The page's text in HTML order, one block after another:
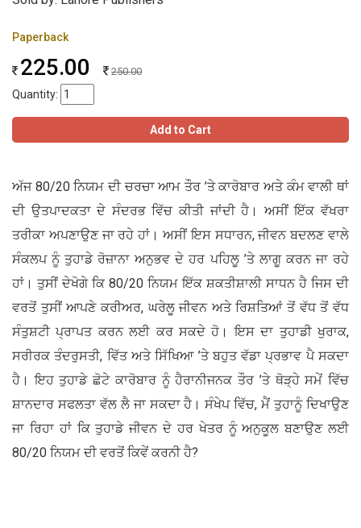
Paperback
225.00 250.00
Quantity:
Add to Cart
ਅੱਜ 80/20 ਨਿਯਮ ਦੀ ਚਰਚਾ ਆਮ ਤੌਰ ’ਤੇ ਕਾਰੋਬਾਰ ਅਤੇ ਕੰਮ ਵਾਲੀ ਥਾਂ
ਦੀ ਉਤਪਾਦਕਤਾ ਦੇ ਸੰਦਰਭ ਵਿੱਚ ਕੀਤੀ ਜਾਂਦੀ ਹੈ। ਅਸੀਂ ਇੱਕ ਵੱਖਰਾ
ਤਰੀਕਾ ਅਪਣਾਉਣ ਜਾ ਰਹੇ ਹਾਂ। ਅਸੀਂ ਇਸ ਸਧਾਰਨ, ਜੀਵਨ ਬਦਲਣ ਵਾਲੇ
ਸੰਕਲਪ ਨੂੰ ਤੁਹਾਡੇ ਰੋਜ਼ਾਨਾ ਅਨੁਭਵ ਦੇ ਹਰ ਪਹਿਲੂ ’ਤੇ ਲਾਗੂ ਕਰਨ ਜਾ ਰਹੇ
ਹਾਂ। ਤੁਸੀਂ ਦੇਖੋਗੇ ਕਿ 80/20 ਨਿਯਮ ਇੱਕ ਸ਼ਕਤੀਸ਼ਾਲੀ ਸਾਧਨ ਹੈ ਜਿਸ ਦੀ
ਵਰਤੋਂ ਤੁਸੀਂ ਆਪਣੇ ਕਰੀਅਰ, ਘਰੇਲੂ ਜੀਵਨ ਅਤੇ ਰਿਸ਼ਤਿਆਂ ਤੋਂ ਵੱਧ ਤੋਂ ਵੱਧ
ਸੰਤੁਸ਼ਟੀ ਪ੍ਰਾਪਤ ਕਰਨ ਲਈ ਕਰ ਸਕਦੇ ਹੋ। ਇਸ ਦਾ ਤੁਹਾਡੀ ਖੁਰਾਕ,
ਸਰੀਰਕ ਤੰਦਰੁਸਤੀ, ਵਿੱਤ ਅਤੇ ਸਿੱਖਿਆ ’ਤੇ ਬਹੁਤ ਵੱਡਾ ਪ੍ਰਭਾਵ ਪੈ ਸਕਦਾ
ਹੈ। ਇਹ ਤੁਹਾਡੇ ਛੋਟੇ ਕਾਰੋਬਾਰ ਨੂੰ ਹੈਰਾਨੀਜਨਕ ਤੌਰ ’ਤੇ ਥੋੜ੍ਹੇ ਸਮੇਂ ਵਿੱਚ
ਸ਼ਾਨਦਾਰ ਸਫਲਤਾ ਵੱਲ ਲੈ ਜਾ ਸਕਦਾ ਹੈ। ਸੰਖੇਪ ਵਿੱਚ, ਮੈਂ ਤੁਹਾਨੂੰ ਦਿਖਾਉਣ
ਜਾ ਰਿਹਾ ਹਾਂ ਕਿ ਤੁਹਾਡੇ ਜੀਵਨ ਦੇ ਹਰ ਖੇਤਰ ਨੂੰ ਅਨੁਕੂਲ ਬਣਾਉਣ ਲਈ
80/20 ਨਿਯਮ ਦੀ ਵਰਤੋਂ ਕਿਵੇਂ ਕਰਨੀ ਹੈ?